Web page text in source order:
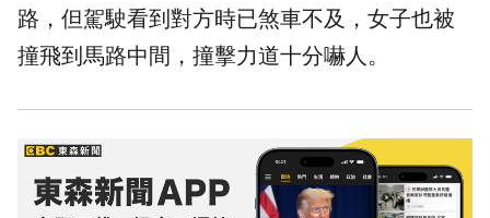
路，但駕駛看到對方時已煞車不及，女子也被
撞飛到馬路中間，撞擊力道十分嚇人。